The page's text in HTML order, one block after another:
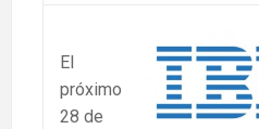
El
próximo
28 de